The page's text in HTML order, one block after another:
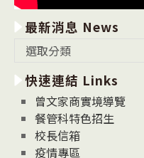
最新消息 News
消
息
News
選取分類
快速連結 Links
曾文家商實境導覽
餐管科特色招生
校長信箱
疫情專區